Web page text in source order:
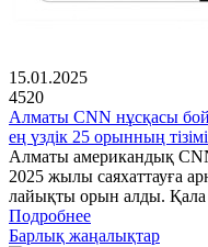
15.01.2025
4520
Алматы CNN нұсқасы
ең үздік 25 орынның
Алматы американдық
2025 жылы саяхаттауға
лайықты орын алды. Қала
Подробнее
Барлық жаңалықтар